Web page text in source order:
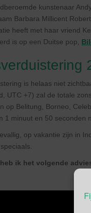
kunstenaar
Barbara Millicent
heeft met haar vriend
is op een Duitse pop,
is helaas niet
UTC +7) zal de totale
op Belitung, Borneo,
1 minuut en 50 seconden
op vakantie zijn in
ik het volgende